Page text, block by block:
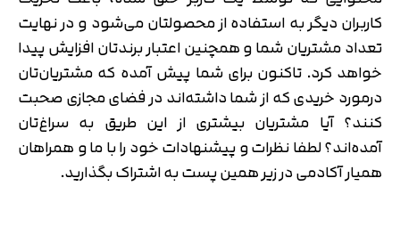
کاربران دیگر به استفاده از محصولتان می‌شود و در نهایت
تعداد مشتریان شما و همچنین اعتبار برندتان افزایش پیدا
خواهد کرد. تاکنون برای شما پیش آمده که مشتریان‌تان
درمورد خریدی که از شما داشته‌اند در فضای مجازی صحبت
کنند؟ آیا مشتریان بیشتری از این طریق به سراغ‌تان
آمده‌اند؟ لطفا نظرات و پیشنهادات خود را با ما و همراهان
همیار آکادمی در زیر همین پست به اشتراک بگذارید.